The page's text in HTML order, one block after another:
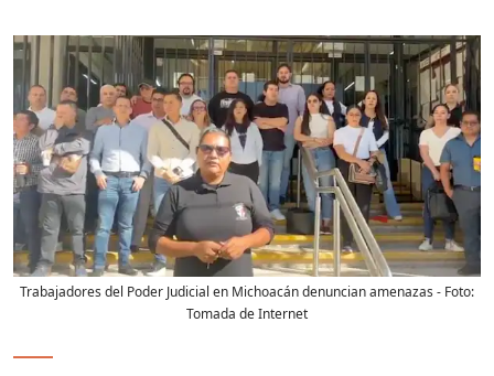
Trabajadores del Poder Judicial en Michoacán denuncian amenazas - Foto:
Tomada de Internet